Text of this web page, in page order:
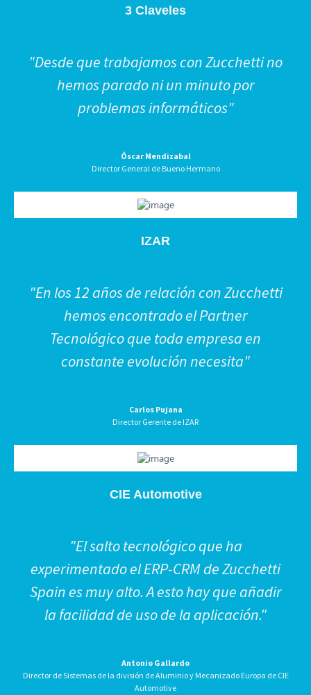
3 Claveles
"Desde que trabajamos con Zucchetti no
hemos parado ni un minuto por
problemas informáticos"
Óscar Mendizabal
Director General de Bueno Hermano
IZAR
"En los 12 años de relación con Zucchetti
hemos encontrado el Partner
Tecnológico que toda empresa en
constante evolución necesita"
Carlos Pujana
Director Gerente de IZAR
CIE Automotive
"El salto tecnológico que ha
experimentado el ERP-CRM de Zucchetti
Spain es muy alto. A esto hay que añadir
la facilidad de uso de la aplicación."
Antonio Gallardo
Director de Sistemas de la división de Aluminio y Mecanizado Europa de CIE
Automotive